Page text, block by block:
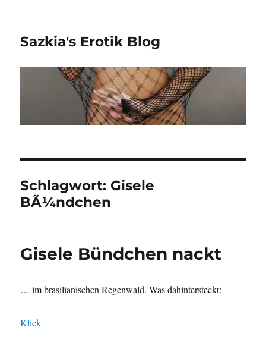
Sazkia's Erotik Blog
Schlagwort: Gisele
BÃ¼ndchen
Gisele Bündchen nackt
… im brasilianischen Regenwald. Was dahintersteckt:
Klick